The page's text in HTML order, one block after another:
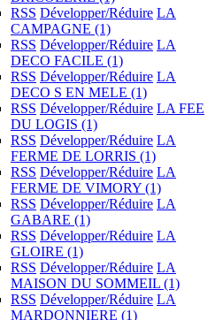
RSS Développer/Réduire LA
CAMPAGNE (1)
RSS Développer/Réduire LA
DECO FACILE (1)
RSS Développer/Réduire LA
DECO S EN MELE (1)
RSS Développer/Réduire LA FEE
DU LOGIS (1)
RSS Développer/Réduire LA
FERME DE LORRIS (1)
RSS Développer/Réduire LA
FERME DE VIMORY (1)
RSS Développer/Réduire LA
GABARE (1)
RSS Développer/Réduire LA
GLOIRE (1)
RSS Développer/Réduire LA
MAISON DU SOMMEIL (1)
RSS Développer/Réduire LA
MARDONNIERE (1)